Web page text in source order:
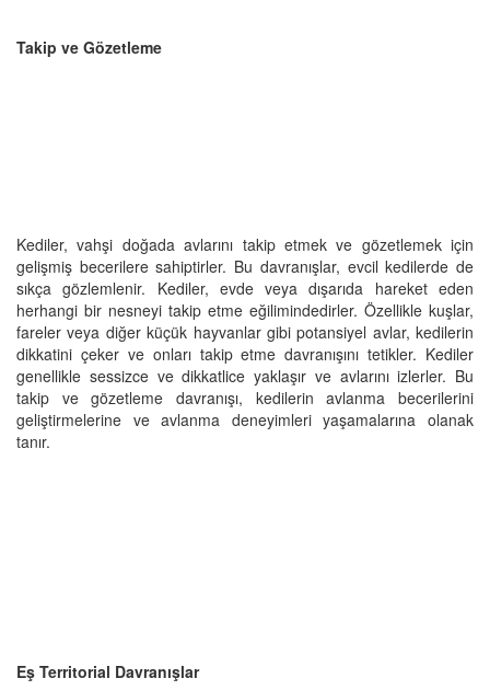
Takip ve Gözetleme
Kediler, vahşi doğada avlarını takip etmek ve gözetlemek için
gelişmiş becerilere sahiptirler. Bu davranışlar, evcil kedilerde de
sıkça gözlemlenir. Kediler, evde veya dışarıda hareket eden
herhangi bir nesneyi takip etme eğilimindedirler. Özellikle kuşlar,
fareler veya diğer küçük hayvanlar gibi potansiyel avlar, kedilerin
dikkatini çeker ve onları takip etme davranışını tetikler. Kediler
genellikle sessizce ve dikkatlice yaklaşır ve avlarını izlerler. Bu
takip ve gözetleme davranışı, kedilerin avlanma becerilerini
geliştirmelerine ve avlanma deneyimleri yaşamalarına olanak
tanır.
Eş Territorial Davranışlar